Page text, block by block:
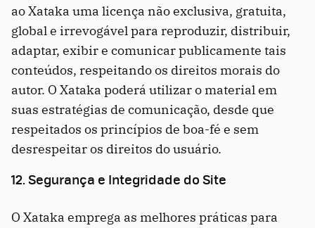
ao Xataka uma licença não exclusiva, gratuita,
global e irrevogável para reproduzir, distribuir,
adaptar, exibir e comunicar publicamente tais
conteúdos, respeitando os direitos morais do
autor. O Xataka poderá utilizar o material em
suas estratégias de comunicação, desde que
respeitados os princípios de boa-fé e sem
desrespeitar os direitos do usuário.
12. Segurança e Integridade do Site
O Xataka emprega as melhores práticas para